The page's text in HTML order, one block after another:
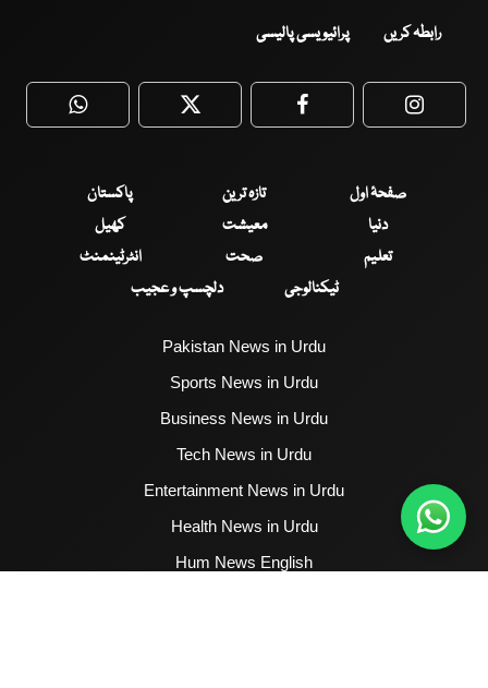
رابطہ کریں پرائیویسی پالیسی
WhatsApp Twitter Facebook
صفحۂ اول تازہ ترین
پاکستان
دنیا
معیشت
کھیل
تعلیم
صحت
انٹرٹینمنٹ
ٹیکنالوجی
دلچسپ و عجیب
Pakistan News in Urdu
Sports News in Urdu
Business News in Urdu
Tech News in Urdu
Entertainment News in Urdu
Health News in Urdu
Hum News English